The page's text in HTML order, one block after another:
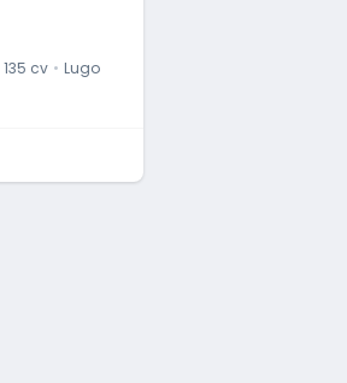
135 cv
Lugo